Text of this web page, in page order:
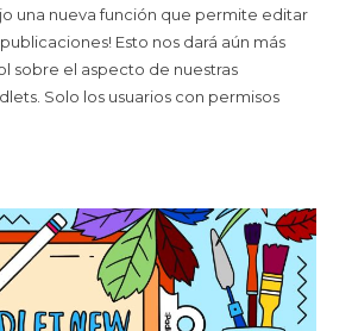
una nueva función que permite editar
Esto nos dará aún más
sobre el aspecto de nuestras
Solo los usuarios con permisos